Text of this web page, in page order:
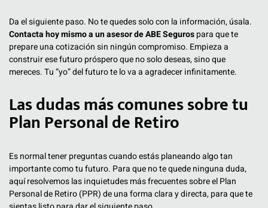
Da el siguiente paso. No te quedes solo con la información, úsala.
Contacta hoy mismo a un asesor de ABE Segurospara que te
prepare una cotización sin ningún compromiso. Empieza a
construir ese futuro próspero que no solo deseas, sino que
mereces. Tu “yo” del futuro te lo va a agradecer infinitamente.
Las dudas más comunes sobre tu
Plan Personal de Retiro
Es normal tener preguntas cuando estás planeando algo tan
importante como tu futuro. Para que no te quede ninguna duda,
aquí resolvemos las inquietudes más frecuentes sobre el Plan
Personal de Retiro (PPR) de una forma clara y directa, para que te